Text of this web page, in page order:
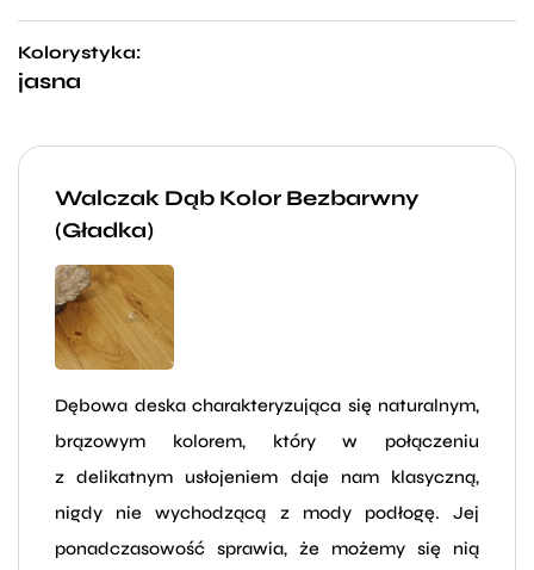
Kolorystyka:
jasna
Walczak Dąb Kolor Bezbarwny
(Gładka)
Dębowa deska charakteryzująca się naturalnym,
brązowym kolorem, który w połączeniu
z delikatnym usłojeniem daje nam klasyczną,
nigdy nie wychodzącą z mody podłogę. Jej
ponadczasowość sprawia, że możemy się nią